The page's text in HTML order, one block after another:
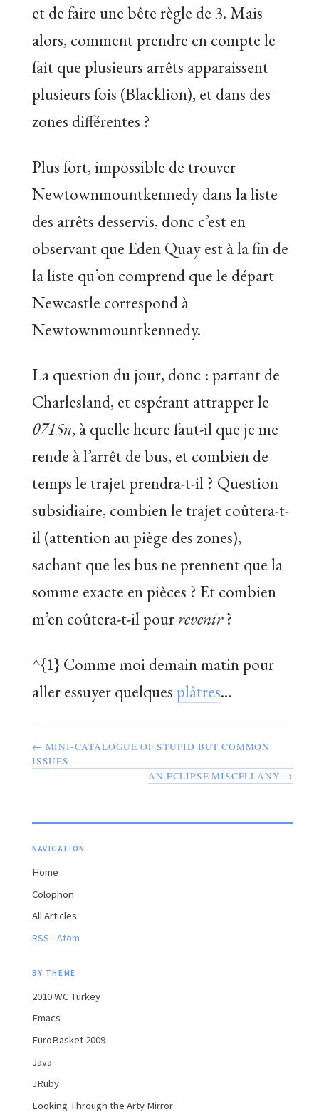
et de faire une bête règle de 3. Mais
alors, comment prendre en compte le
fait que plusieurs arrêts apparaissent
plusieurs fois (Blacklion), et dans des
zones différentes ?
Plus fort, impossible de trouver
Newtownmountkennedy dans la liste
des arrêts desservis, donc c’est en
observant que Eden Quay est à la fin de
la liste qu’on comprend que le départ
Newcastle correspond à
Newtownmountkennedy.
La question du jour, donc : partant de
Charlesland, et espérant attrapper le
0715n, à quelle heure faut-il que je me
rende à l’arrêt de bus, et combien de
temps le trajet prendra-t-il ? Question
subsidiaire, combien le trajet coûtera-t-
il (attention au piège des zones),
sachant que les bus ne prennent que la
somme exacte en pièces ? Et combien
m’en coûtera-t-il pourrevenir?
^{1} Comme moi demain matin pour
aller essuyer quelques plâtres…
← MINI-CATALOGUE OF STUPID BUT COMMON
ISSUES
AN ECLIPSE MISCELLANY →
NAVIGATION
Home
Colophon
All Articles
RSS · Atom
BY THEME
2010 WC Turkey
Emacs
EuroBasket 2009
Java
JRuby
Looking Through the Arty Mirror